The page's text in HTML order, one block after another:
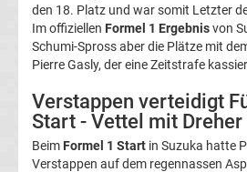
1
Rennkalender
Transfergerüchte
WWE
den 18. Platz und war somit Letzter
Im offiziellen Formel 1 Ergebnisvon
Schumi-Spross aber die Plätze mit
Pierre Gasly, der eine Zeitstrafe
Verstappen verteidigt
Start - Vettel mit Dreher
Beim Formel 1 Start in Suzuka hatte
Verstappen auf dem regennassen